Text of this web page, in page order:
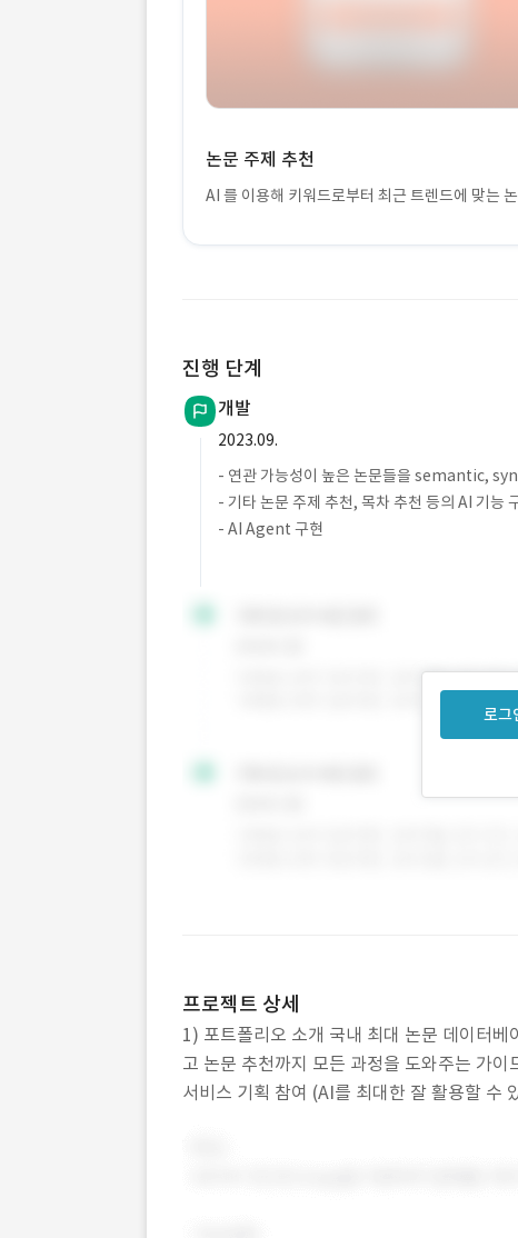
논문 주제 추천
AI 를 이용해 키워드로부터 최근 트렌드에 맞는
진행 단계
개발
2023.09.
- 연관 가능성이 높은 논문들을 semantic,
- 기타 논문 주제 추천, 목차 추천 등의 AI 기능
- AI Agent 구현
로그
프로젝트 상세
1) 포트폴리오 소개 국내 최대 논문 데이터
고 논문 추천까지 모든 과정을 도와주는 가
서비스 기획 참여 (AI를 최대한 잘 활용할 수